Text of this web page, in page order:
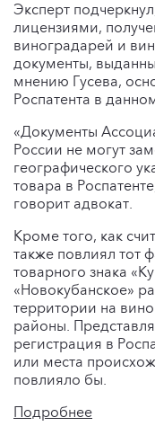
Эксперт
лицензиями,
виноградарей и
документы,
мнению Гусева,
Роспатента в
«Документы
России не могут
географического
товара в
говорит адвокат.
Кроме того, как
также повлиял тот
товарного знака
«Новокубанское»
территории на
районы.
регистрация в
или места
повлияло бы.
Подробнее